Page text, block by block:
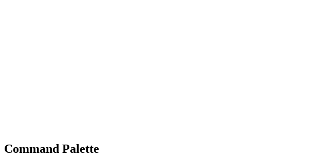
Command Palette